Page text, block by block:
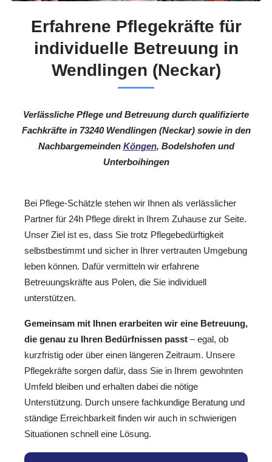
Erfahrene Pflegekräfte für
individuelle Betreuung in
Wendlingen (Neckar)
Verlässliche Pflege und Betreuung durch qualifizierte
Fachkräfte in 73240 Wendlingen (Neckar) sowie in den
Nachbargemeinden Köngen, Bodelshofen und
Unterboihingen
Bei Pflege-Schätzle stehen wir Ihnen als verlässlicher
Partner für 24h Pflege direkt in Ihrem Zuhause zur Seite.
Unser Ziel ist es, dass Sie trotz Pflegebedürftigkeit
selbstbestimmt und sicher in Ihrer vertrauten Umgebung
leben können. Dafür vermitteln wir erfahrene
Betreuungskräfte aus Polen, die Sie individuell
unterstützen.
Gemeinsam mit Ihnen erarbeiten wir eine Betreuung,
die genau zu Ihren Bedürfnissen passt – egal, ob
kurzfristig oder über einen längeren Zeitraum. Unsere
Pflegekräfte sorgen dafür, dass Sie in Ihrem gewohnten
Umfeld bleiben und erhalten dabei die nötige
Unterstützung. Durch unsere fachkundige Beratung und
ständige Erreichbarkeit finden wir auch in schwierigen
Situationen schnell eine Lösung.